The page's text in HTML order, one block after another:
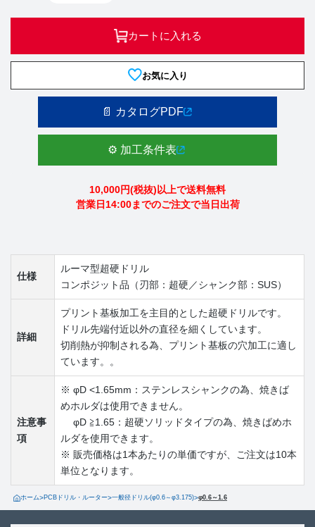
カートに入れる
お気に入り
📄 カタログPDF
⚙️ 加工条件表
10,000円(税抜)以上で送料無料
営業日14:00までのご注文で当日出荷
仕様
ルーマ型超硬ドリル
コンポジット品（刃部：超硬／シャンク部：SUS）
詳細
プリント基板加工を主目的とした超硬ドリルです。
ドリル先端付近以外の直径を細くしています。
切削熱が抑制される為、プリント基板の穴加工に適し
ています。。
注意事
項
※ φD <1.65mm：ステンレスシャンクの為、焼きば
めホルダは使用できません。
φD ≧1.65：超硬ソリッドタイプの為、焼きばめホ
ルダを使用できます。
※ 販売価格は1本あたりの単価ですが、ご注文は10本
単位となります。
ホーム>PCBドリル・ルーター>一般径ドリル(φ0.6～φ3.175)>φ0.6～1.6